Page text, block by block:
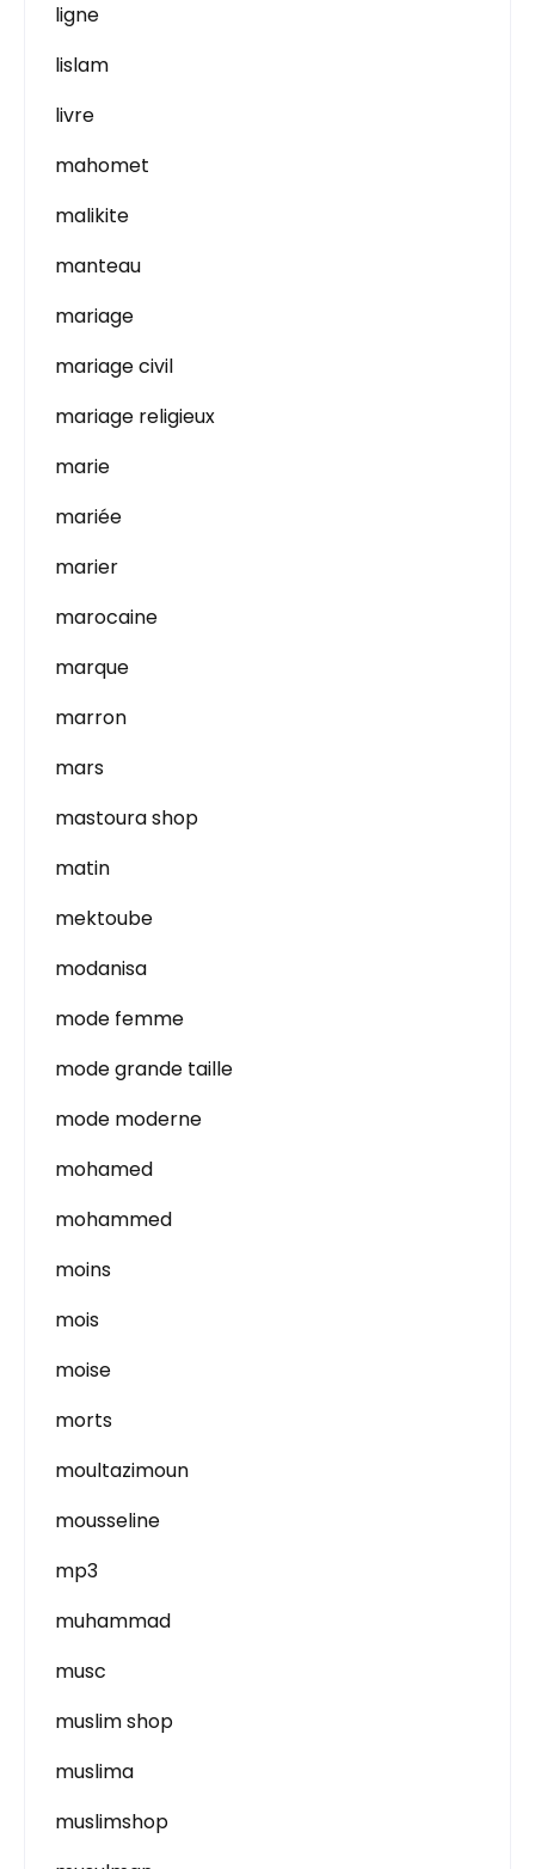
ligne
lislam
livre
mahomet
malikite
manteau
mariage
mariage civil
mariage religieux
marie
mariée
marier
marocaine
marque
marron
mars
mastoura shop
matin
mektoube
modanisa
mode femme
mode grande taille
mode moderne
mohamed
mohammed
moins
mois
moise
morts
moultazimoun
mousseline
mp3
muhammad
musc
muslim shop
muslima
muslimshop